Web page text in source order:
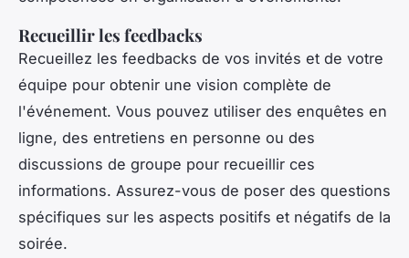
Recueillir les feedbacks
Recueillez les feedbacks de vos invités et de votre
équipe pour obtenir une vision complète de
l'événement. Vous pouvez utiliser des enquêtes en
ligne, des entretiens en personne ou des
discussions de groupe pour recueillir ces
informations. Assurez-vous de poser des questions
spécifiques sur les aspects positifs et négatifs de la
soirée.